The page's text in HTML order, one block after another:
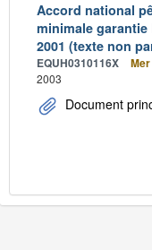
Accord national
minimale garantie
2001 (texte non
EQUH0310116X Mer
2003
Document